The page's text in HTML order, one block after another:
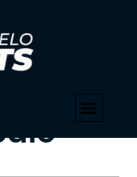
Médio
De